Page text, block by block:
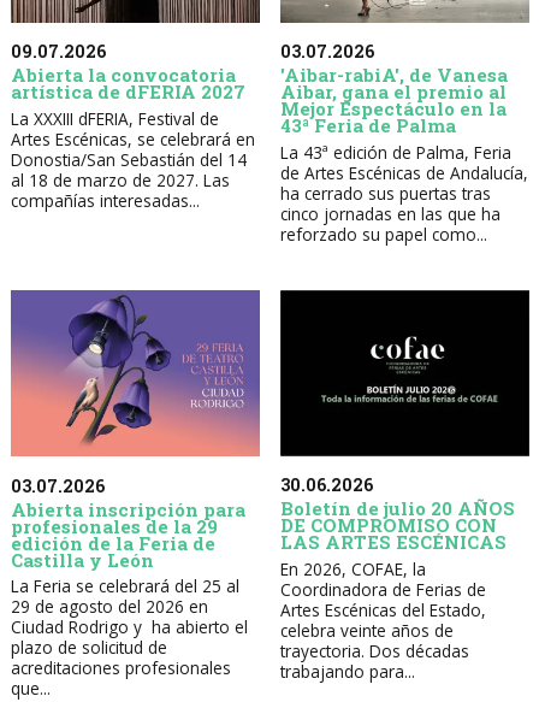
09.07.2026
Abierta la convocatoria
artística de dFERIA 2027
La XXXIII dFERIA, Festival de
Artes Escénicas, se celebrará en
Donostia/San Sebastián del 14
al 18 de marzo de 2027. Las
compañías interesadas...
03.07.2026
'Aibar-rabiA', de Vanesa
Aibar, gana el premio al
Mejor Espectáculo en la
43ª Feria de Palma
La 43ª edición de Palma, Feria
de Artes Escénicas de Andalucía,
ha cerrado sus puertas tras
cinco jornadas en las que ha
reforzado su papel como...
03.07.2026
Abierta inscripción para
profesionales de la 29
edición de la Feria de
Castilla y León
La Feria se celebrará del 25 al
29 de agosto del 2026 en
Ciudad Rodrigo y ha abierto el
plazo de solicitud de
acreditaciones profesionales
que...
30.06.2026
Boletín de julio 20 AÑOS
DE COMPROMISO CON
LAS ARTES ESCÉNICAS
En 2026, COFAE, la
Coordinadora de Ferias de
Artes Escénicas del Estado,
celebra veinte años de
trayectoria. Dos décadas
trabajando para...